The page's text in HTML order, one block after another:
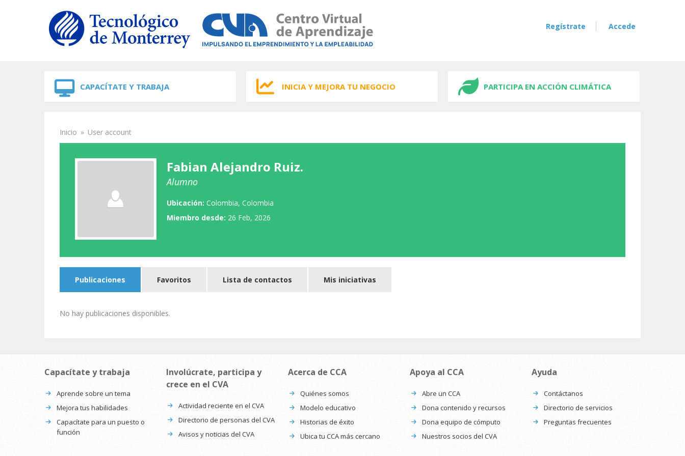
Regístrate Accede
CAPACÍTATE Y TRABAJA INICIA Y MEJORA TU NEGOCIO PARTICIPA EN ACCIÓN CLIMÁTICA
Se encuentra usted aquí
Inicio » User account
Fabian Alejandro Ruiz.
Alumno
Ubicación: Colombia, Colombia
Miembro desde: 26 Feb, 2026
Publicaciones Favoritos Lista de contactos Mis iniciativas
No hay publicaciones disponibles.
Capacítate y trabaja
Aprende sobre un tema
Mejora tus habilidades
Capacítate para un puesto o
función
Involúcrate, participa y
crece en el CVA
Actividad reciente en el CVA
Directorio de personas del CVA
Avisos y noticias del CVA
Acerca de CCA
Quiénes somos
Modelo educativo
Historias de éxito
Ubica tu CCA más cercano
Apoya al CCA
Abre un CCA
Dona contenido y recursos
Dona equipo de cómputo
Nuestros socios del CVA
Ayuda
Contáctanos
Directorio de servicios
Preguntas frecuentes